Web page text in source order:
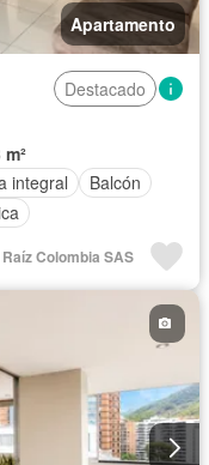
Apartamento
Destacado
integral
Balcón
Colombia SAS